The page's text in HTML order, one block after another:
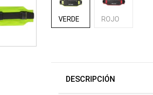
VERDE ROJO
DESCRIPCIÓN